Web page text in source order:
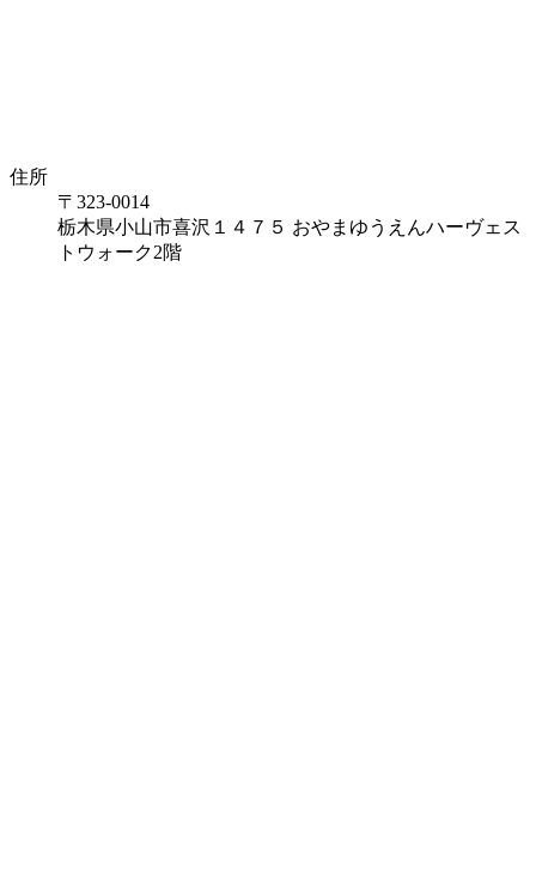
住所
〒323-0014
栃木県小山市喜沢１４７５ おやまゆうえんハーヴェス
トウォーク2階